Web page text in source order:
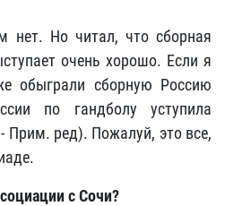
нет. Но читал, что сборная
очень хорошо. Если я
обыграли сборную Россию
по гандболу уступила
Прим. ред). Пожалуй, это все,
с Сочи?